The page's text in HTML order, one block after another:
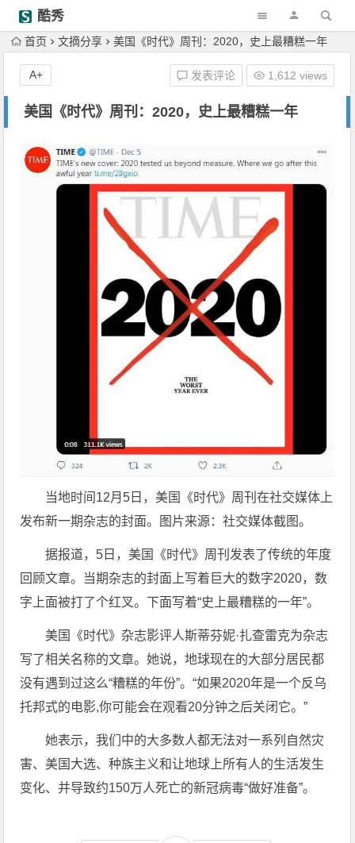
酷秀
首页 文摘分享 美国《时代》周刊：2020，史上最糟糕一年
美国《时代》周刊：2020，史上最糟糕一年
发表评论 1,612 views
A+
当地时间12月5日，美国《时代》周刊在社交媒体上
发布新一期杂志的封面。图片来源：社交媒体截图。
据报道，5日，美国《时代》周刊发表了传统的年度
回顾文章。当期杂志的封面上写着巨大的数字2020，数
字上面被打了个红叉。下面写着“史上最糟糕的一年”。
美国《时代》杂志影评人斯蒂芬妮·扎查雷克为杂志
写了相关名称的文章。她说，地球现在的大部分居民都
没有遇到过这么“糟糕的年份”。“如果2020年是一个反乌
托邦式的电影,你可能会在观看20分钟之后关闭它。”
她表示，我们中的大多数人都无法对一系列自然灾
害、美国大选、种族主义和让地球上所有人的生活发生
变化、并导致约150万人死亡的新冠病毒“做好准备”。